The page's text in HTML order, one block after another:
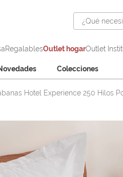
¿Qué
RegalablesOutlet hogarOutlet
Colecciones
Hotel Experience 250 Hilos